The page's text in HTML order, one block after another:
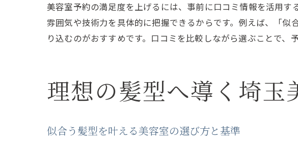
カットと
口コミで
コスパ重視で
コスパ重
美容室予約の満足度を上げるには、事前に口コミ情報を活用
雰囲気や技術力を具体的に把握できるからです。例えば、「
り込むのがおすすめです。口コミを比較しながら選ぶことで、
理想の髪型へ導く埼玉
似合う髪型を叶える美容室の選び方と基準